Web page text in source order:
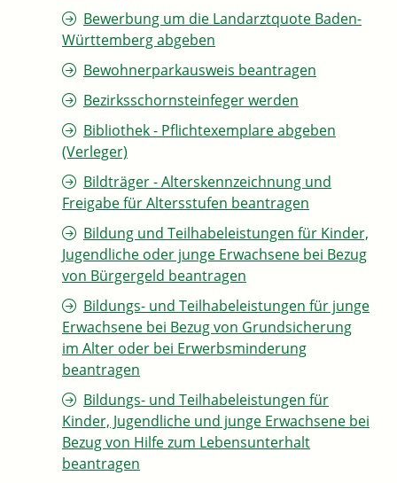
Bewerbung um die Landarztquote Baden-
Württemberg abgeben
Bewohnerparkausweis beantragen
Bezirksschornsteinfeger werden
Bibliothek - Pflichtexemplare abgeben
(Verleger)
Bildträger - Alterskennzeichnung und
Freigabe für Altersstufen beantragen
Bildung und Teilhabeleistungen für Kinder,
Jugendliche oder junge Erwachsene bei Bezug
von Bürgergeld beantragen
Bildungs- und Teilhabeleistungen für junge
Erwachsene bei Bezug von Grundsicherung
im Alter oder bei Erwerbsminderung
beantragen
Bildungs- und Teilhabeleistungen für
Kinder, Jugendliche und junge Erwachsene bei
Bezug von Hilfe zum Lebensunterhalt
beantragen